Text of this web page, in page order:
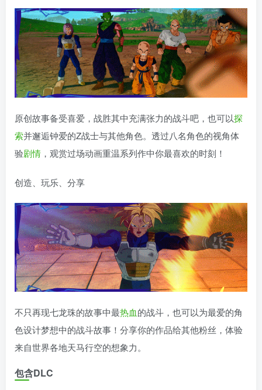
原创故事备受喜爱，战胜其中充满张力的战斗吧，也可以探
索并邂逅钟爱的Z战士与其他角色。透过八名角色的视角体
验剧情 ，观赏过场动画重温系列作中你最喜欢的时刻！
创造、玩乐、分享
不只再现七龙珠的故事中最热血的战斗，也可以为最爱的角
色设计梦想中的战斗故事！分享你的作品给其他粉丝，体验
来自世界各地天马行空的想象力。
包含DLC